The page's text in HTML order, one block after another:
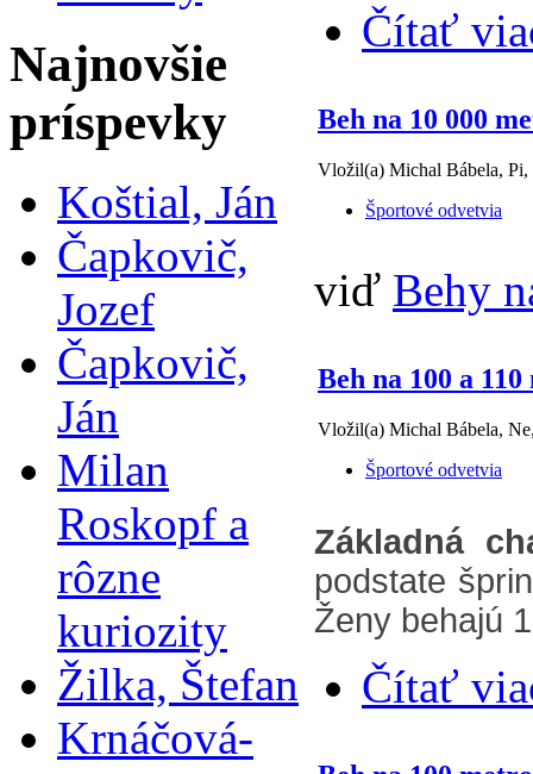
Najnovšie
príspevky
Koštial, Ján
Čapkovič,
Jozef
Čapkovič,
Ján
Milan
Roskopf a
rôzne
kuriozity
Žilka, Štefan
Krnáčová-
Čítať
Beh na 10 000
Vložil(a) Michal Bábela, Pi,
Športové odvetvia
viď Behy
Beh na 100 a
Vložil(a) Michal Bábela,
Športové odvetvia
Základná
podstate
Ženy behajú
Čítať